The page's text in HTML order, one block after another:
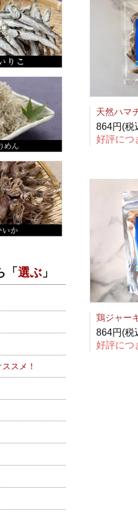
864円(税
好評につ
864円(税
好評につ
「選ぶ」
ススメ！